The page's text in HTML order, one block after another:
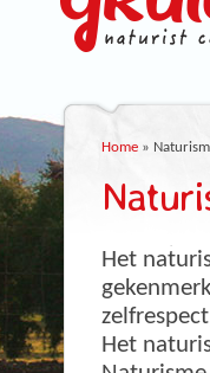
Home » Naturism
Het
Het